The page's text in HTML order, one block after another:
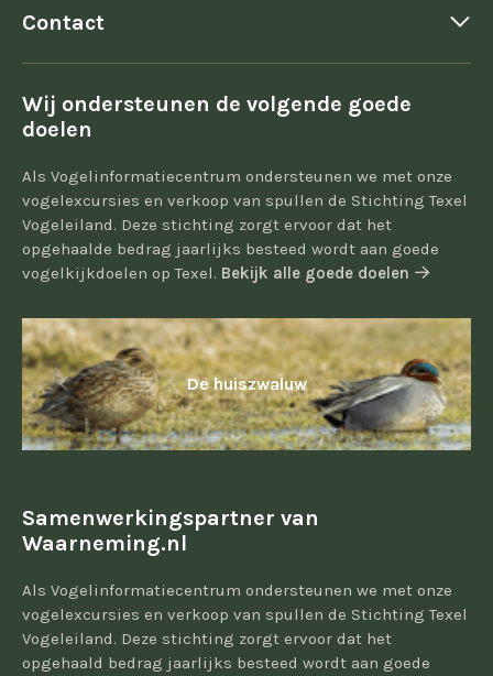
Contact
Wij ondersteunen de volgende goede
doelen
Als Vogelinformatiecentrum ondersteunen we met onze
vogelexcursies en verkoop van spullen de Stichting Texel
Vogeleiland. Deze stichting zorgt ervoor dat het
opgehaalde bedrag jaarlijks besteed wordt aan goede
vogelkijkdoelen op Texel. Bekijk alle goede doelen
De huiszwaluw
Samenwerkingspartner van
Waarneming.nl
Als Vogelinformatiecentrum ondersteunen we met onze
vogelexcursies en verkoop van spullen de Stichting Texel
Vogeleiland. Deze stichting zorgt ervoor dat het
opgehaald bedrag jaarlijks besteed wordt aan goede